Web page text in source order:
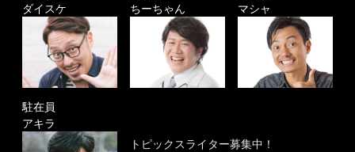
ダイスケ
ちーちゃん
マシャ
駐在員
アキラ
トピックスライター募集中！